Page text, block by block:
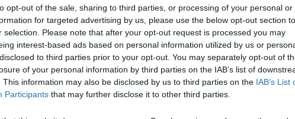
opt-out of the sale, sharing to third parties, or processing of your personal or
for targeted advertising by us, please use the below opt-out section to
selection. Please note that after your opt-out request is processed you may
interest-based ads based on personal information utilized by us or
to third parties prior to your opt-out. You may separately opt-out of
of your personal information by third parties on the IAB’s list of
This information may also be disclosed by us to third parties on the IAB’s List
Participants that may further disclose it to other third parties.
ma entro certi limiti, Piu informazioni si danno e maggiore è la
avrai 1000 risposte ma poche utili.